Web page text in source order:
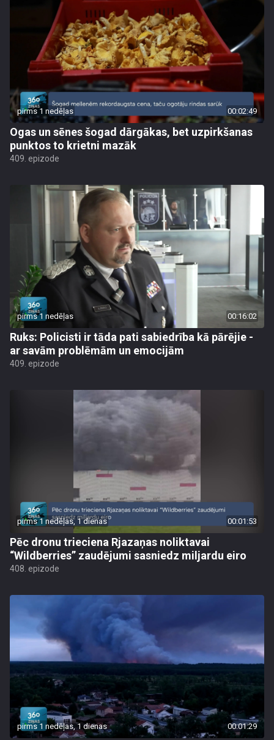
pirms 1 nedēļas 00:02:49
Ogas un sēnes šogad dārgākas, bet uzpirkšanas
punktos to krietni mazāk
409. epizode
pirms 1 nedēļas 00:16:02
Ruks: Policisti ir tāda pati sabiedrība kā pārējie -
ar savām problēmām un emocijām
409. epizode
pirms 1 nedēļas, 1 dienas 00:01:53
Pēc dronu trieciena Rjazaņas noliktavai
“Wildberries” zaudējumi sasniedz miljardu eiro
408. epizode
pirms 1 nedēļas, 1 dienas 00:01:29